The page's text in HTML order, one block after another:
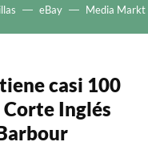
eBay Media Markt
casi 100
Inglés